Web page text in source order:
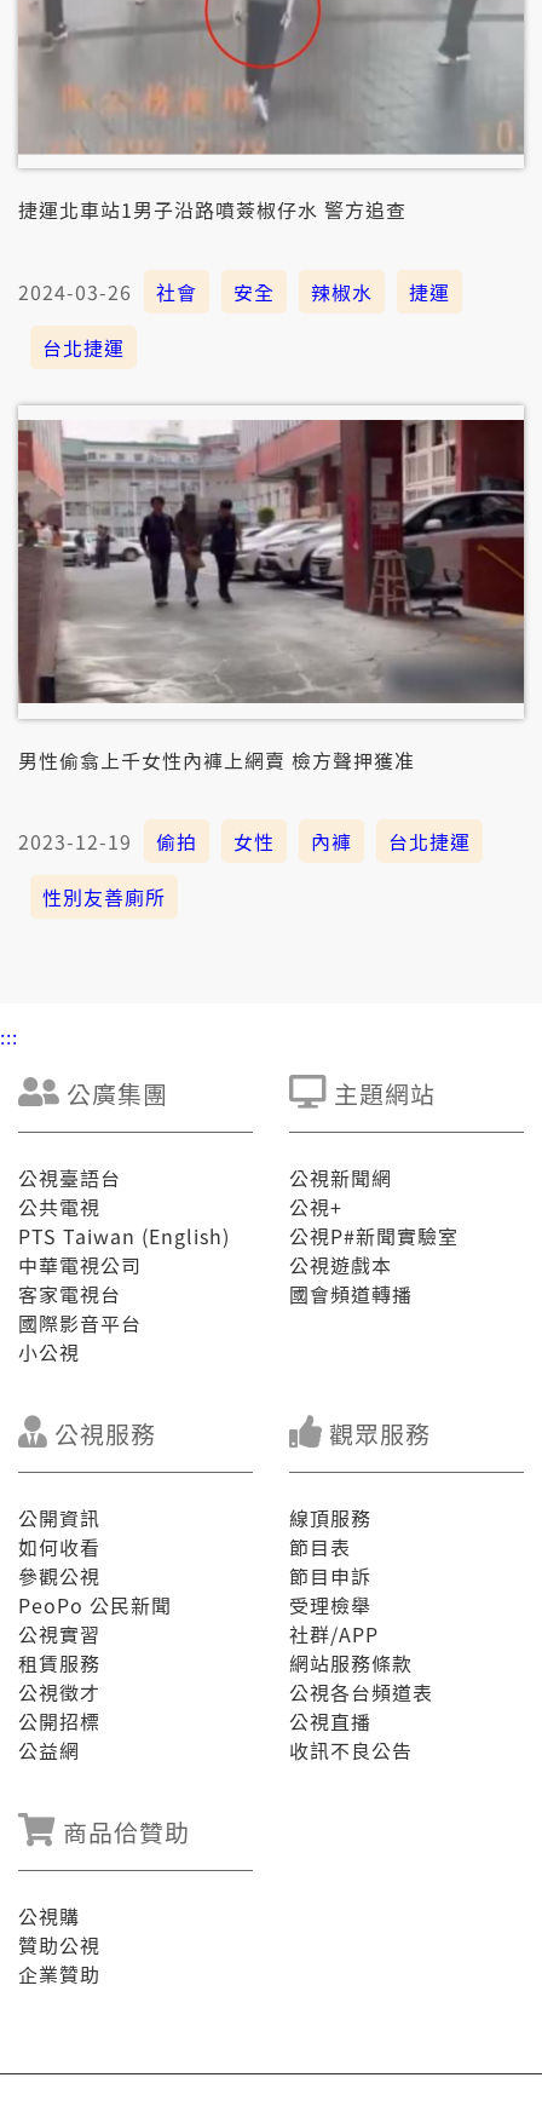
捷運北車站1男子沿路噴薟椒仔水 警方追查
2024-03-26 社會 安全 辣椒水
捷運
台北捷運
男性偷翕上千女性內褲上網賣 檢方聲押獲准
2023-12-19 偷拍 女性 內褲
台北捷運
性別友善廁所
:::
公廣集團
公視臺語台
公共電視
PTS Taiwan (English)
中華電視公司
客家電視台
國際影音平台
小公視
主題網站
公視新聞網
公視+
公視P#新聞實驗室
公視遊戲本
國會頻道轉播
公視服務
公開資訊
如何收看
參觀公視
PeoPo 公民新聞
公視實習
租賃服務
公視徵才
公開招標
公益網
觀眾服務
線頂服務
節目表
節目申訴
受理檢舉
社群/APP
網站服務條款
公視各台頻道表
公視直播
收訊不良公告
商品佮贊助
公視購
贊助公視
企業贊助